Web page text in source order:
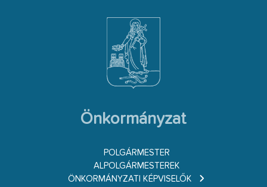
Önkormányzat
POLGÁRMESTER
ALPOLGÁRMESTEREK
ÖNKORMÁNYZATI KÉPVISELŐK